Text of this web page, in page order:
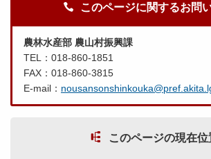
このページに関するお問
農林水産部 農山村振興課
TEL：018-860-1851
FAX：018-860-3815
E-mail：
このページの現在位